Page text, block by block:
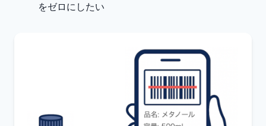
をゼロにしたい